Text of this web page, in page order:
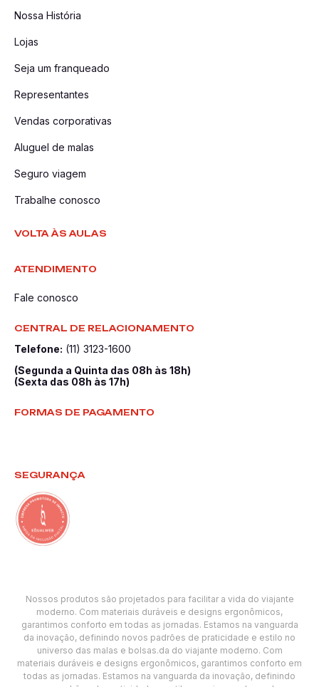
Nossa História
Lojas
Seja um franqueado
Representantes
Vendas corporativas
Aluguel de malas
Seguro viagem
Trabalhe conosco
VOLTA ÀS AULAS
ATENDIMENTO
Fale conosco
CENTRAL DE RELACIONAMENTO
Telefone: (11) 3123-1600
(Segunda a Quinta das 08h às 18h)
(Sexta das 08h às 17h)
FORMAS DE PAGAMENTO
SEGURANÇA
Nossos produtos são projetados para facilitar a vida do viajante
moderno. Com materiais duráveis e designs ergonômicos,
garantimos conforto em todas as jornadas. Estamos na vanguarda
da inovação, definindo novos padrões de praticidade e estilo no
universo das malas e bolsas.da do viajante moderno. Com
materiais duráveis e designs ergonômicos, garantimos conforto em
todas as jornadas. Estamos na vanguarda da inovação, definindo